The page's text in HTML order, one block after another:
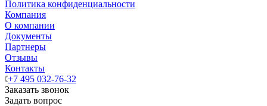
Политика конфиденциальности
Компания
О компании
Документы
Партнеры
Отзывы
Контакты
+7 495 032-76-32
Заказать звонок
Задать вопрос